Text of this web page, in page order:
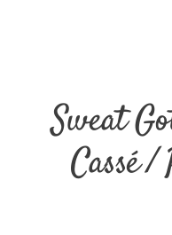
Sweat
Cassé /